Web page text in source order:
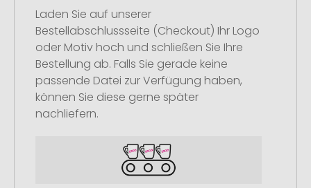
Laden Sie auf unserer
Bestellabschlussseite (Checkout) Ihr Logo
oder Motiv hoch und schließen Sie Ihre
Bestellung ab. Falls Sie gerade keine
passende Datei zur Verfügung haben,
können Sie diese gerne später
nachliefern.